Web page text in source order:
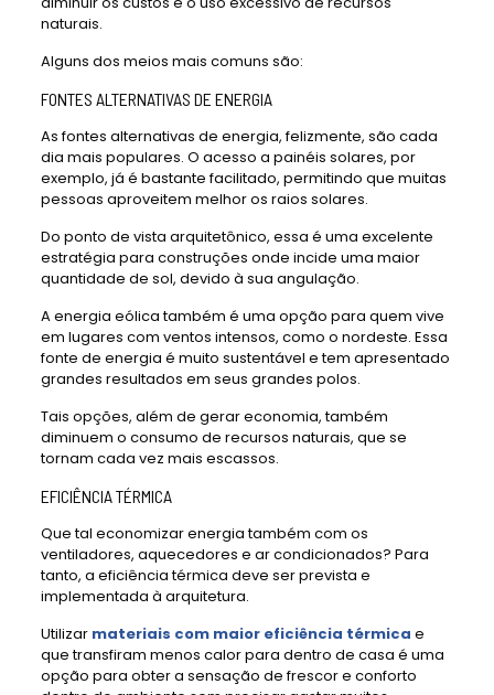
naturais.
Alguns dos meios mais comuns são:
FONTES ALTERNATIVAS DE ENERGIA
As fontes alternativas de energia, felizmente, são cada
dia mais populares. O acesso a painéis solares, por
exemplo, já é bastante facilitado, permitindo que muitas
pessoas aproveitem melhor os raios solares.
Do ponto de vista arquitetônico, essa é uma excelente
estratégia para construções onde incide uma maior
quantidade de sol, devido à sua angulação.
A energia eólica também é uma opção para quem vive
em lugares com ventos intensos, como o nordeste. Essa
fonte de energia é muito sustentável e tem apresentado
grandes resultados em seus grandes polos.
Tais opções, além de gerar economia, também
diminuem o consumo de recursos naturais, que se
tornam cada vez mais escassos.
EFICIÊNCIA TÉRMICA
Que tal economizar energia também com os
ventiladores, aquecedores e ar condicionados? Para
tanto, a eficiência térmica deve ser prevista e
implementada à arquitetura.
Utilizar materiais com maior eficiência térmica e
que transfiram menos calor para dentro de casa é uma
opção para obter a sensação de frescor e conforto